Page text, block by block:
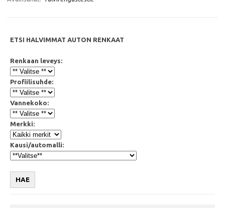
o
e
A
ETSI HALVIMMAT AUTON RENKAAT
Renkaan leveys:
Profiilisuhde:
Vannekoko:
Merkki:
Kausi/automalli:
HAE